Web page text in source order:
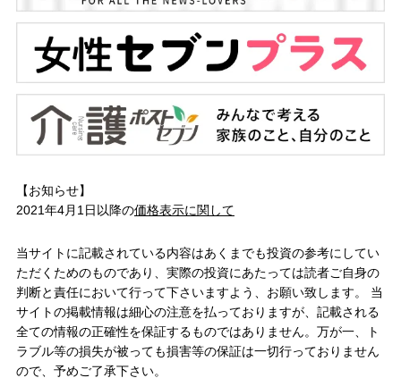
【お知らせ】
2021年4月1日以降の価格表示に関して
当サイトに記載されている内容はあくまでも投資の参考にしてい
ただくためのものであり、実際の投資にあたっては読者ご自身の
判断と責任において行って下さいますよう、お願い致します。 当
サイトの掲載情報は細心の注意を払っておりますが、記載される
全ての情報の正確性を保証するものではありません。万が一、ト
ラブル等の損失が被っても損害等の保証は一切行っておりません
ので、予めご了承下さい。